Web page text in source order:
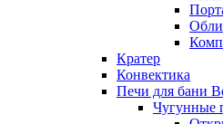
Кратер
Конвектика
Печи для бани
Чугунные